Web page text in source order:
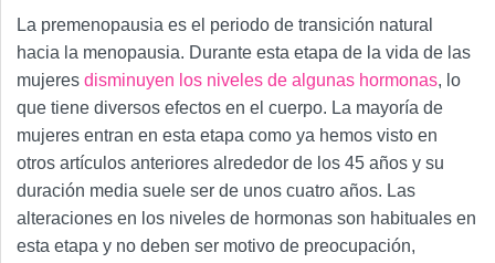
La premenopausia es el periodo de transición natural
hacia la menopausia. Durante esta etapa de la vida de las
mujeres disminuyen los niveles de algunas hormonas, lo
que tiene diversos efectos en el cuerpo. La mayoría de
mujeres entran en esta etapa como ya hemos visto en
otros artículos anteriores alrededor de los 45 años y su
duración media suele ser de unos cuatro años. Las
alteraciones en los niveles de hormonas son habituales en
esta etapa y no deben ser motivo de preocupación,